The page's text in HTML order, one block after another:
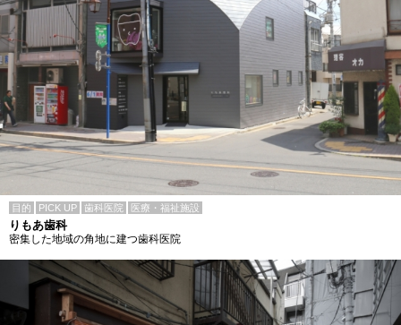
目的 PICK UP 歯科医院 医療・福祉施設
りもあ歯科
密集した地域の角地に建つ歯科医院